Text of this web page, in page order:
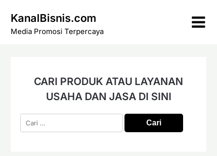
content
KanalBisnis.com
Media Promosi Terpercaya
CARI PRODUK ATAU LAYANAN
USAHA DAN JASA DI SINI
Cari
untuk: